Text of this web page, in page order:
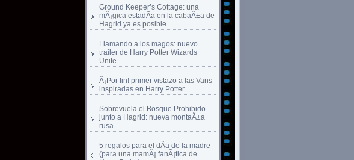
Ground Keeper’s Cottage: una
mÃ¡gica estadÃ­a en la cabaÃ±a de
Hagrid ya es posible
Llamando a los magos: nuevo
trailer de Harry Potter Wizards
Unite
Â¡Por fin! primer vistazo a las Vans
inspiradas en Harry Potter
Sobrevuela el Bosque Prohibido
junto a Hagrid: nueva montaÃ±a
rusa
5 regalos para el dÃ­a de la madre
(para una mamÃ¡ fanÃ¡tica de